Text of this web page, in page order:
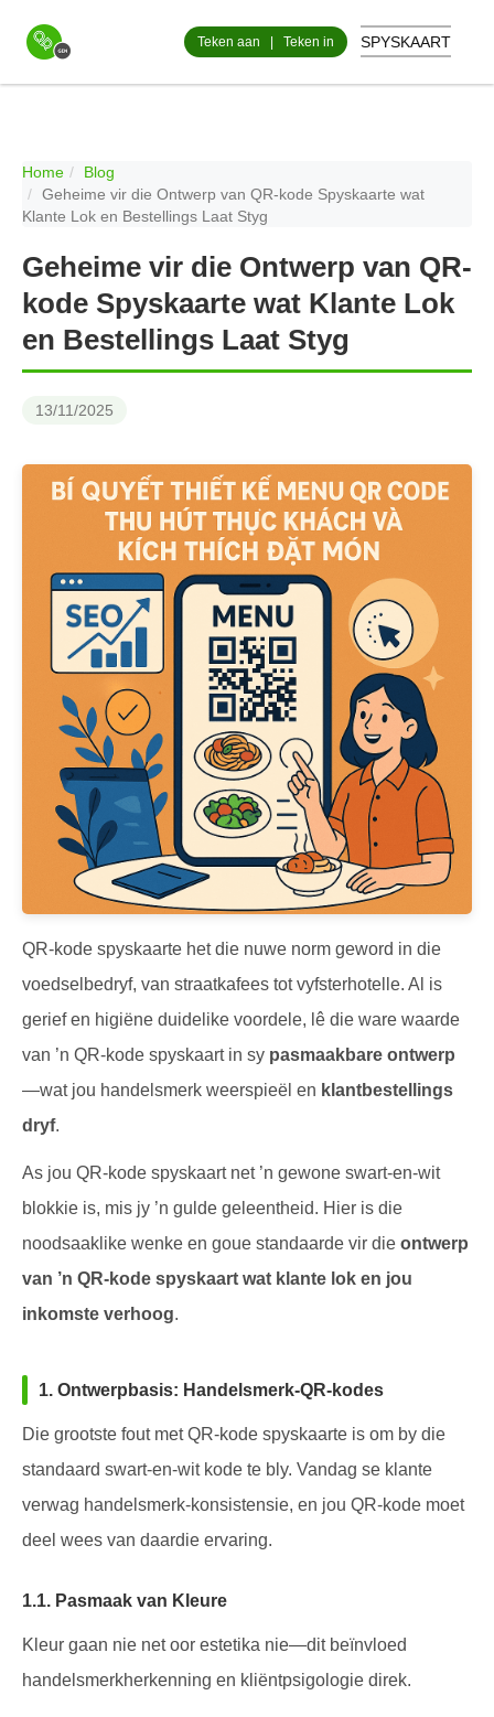
Teken aan Teken in SPYSKAART
Home
Blog
Geheime vir die Ontwerp van QR-kode Spyskaarte wat
Klante Lok en Bestellings Laat Styg
Geheime vir die Ontwerp van QR-
kode Spyskaarte wat Klante Lok
en Bestellings Laat Styg
13/11/2025
QR-kode spyskaarte het die nuwe norm geword in die
voedselbedryf, van straatkafees tot vyfsterhotelle. Al is
gerief en higiëne duidelike voordele, lê die ware waarde
van ’n QR-kode spyskaart in sy pasmaakbare ontwerp
—wat jou handelsmerk weerspieël en klantbestellings
dryf.
As jou QR-kode spyskaart net ’n gewone swart-en-wit
blokkie is, mis jy ’n gulde geleentheid. Hier is die
noodsaaklike wenke en goue standaarde vir die ontwerp
van ’n QR-kode spyskaart wat klante lok en jou
inkomste verhoog.
1. Ontwerpbasis: Handelsmerk-QR-kodes
Die grootste fout met QR-kode spyskaarte is om by die
standaard swart-en-wit kode te bly. Vandag se klante
verwag handelsmerk-konsistensie, en jou QR-kode moet
deel wees van daardie ervaring.
1.1. Pasmaak van Kleure
Kleur gaan nie net oor estetika nie—dit beïnvloed
handelsmerkherkenning en kliëntpsigologie direk.